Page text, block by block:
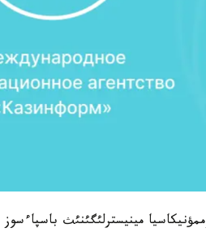
مينيسترلئگئنئث باسپاءسوز